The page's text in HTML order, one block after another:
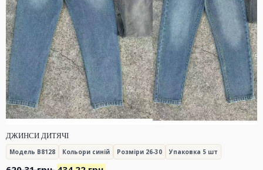
ДЖИНСИ ДИТЯЧІ
Модель B8128 Кольори синій Розміри 26-30 Упаковка 5 шт